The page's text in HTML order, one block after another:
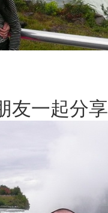
友一起分